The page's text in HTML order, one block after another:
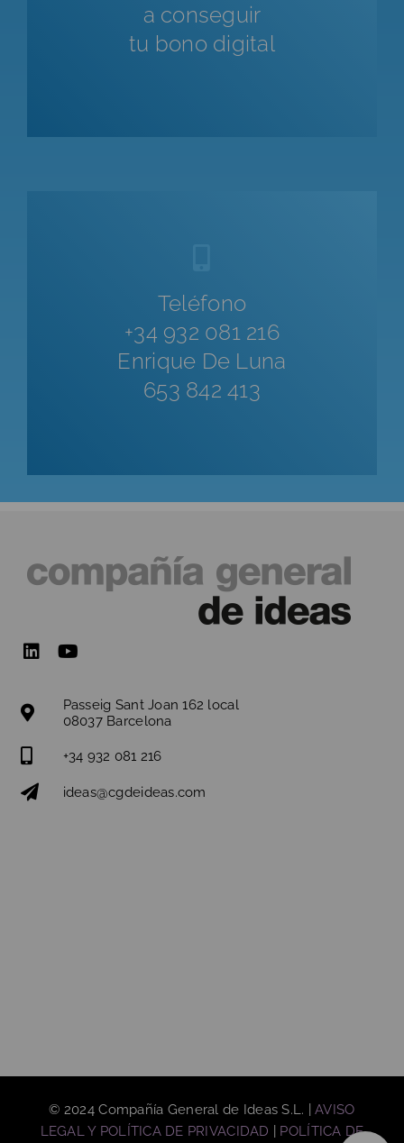
a conseguir
tu bono digital
Teléfono
+34 932 081 216
Enrique De Luna
653 842 413
Passeig Sant Joan 162 local
08037 Barcelona
+34 932 081 216
ideas@cgdeideas.com
© 2024 Compañía General de Ideas S.L. |AVISO
LEGAL Y POLÍTICA DE PRIVACIDAD
POLÍTICA DE